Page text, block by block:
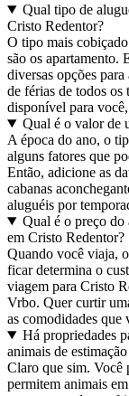
Qual tipo de
Cristo Redentor?
O tipo mais
são os apartamento.
diversas opções
de férias de todos os
disponível para
Qual é o valor de
A época do ano, o
alguns fatores que
Então, adicione as
cabanas
aluguéis por
Qual é o preço do
em Cristo Redentor?
Quando você viaja,
ficar determina o
viagem para Cristo
Vrbo. Quer curtir
as comodidades que
Há propriedades
animais de
Claro que sim. Você
permitem animais